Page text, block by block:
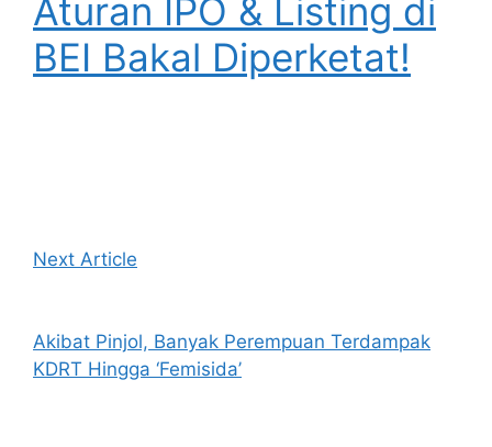
Aturan IPO & Listing di
BEI Bakal Diperketat!
Next Article
Akibat Pinjol, Banyak Perempuan Terdampak
KDRT Hingga ‘Femisida’